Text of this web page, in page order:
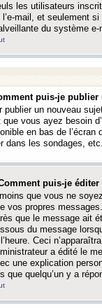
les utilisateurs
l’e-mail, et seulement
du système
puis-je
publier un nouveau
que vous ayez besoin
en bas de
dans les sondages, etc.
puis-je
que vous ne
vos propres
que le message ait
du message
Ceci
a édité le
une explication
que quelqu’un y a